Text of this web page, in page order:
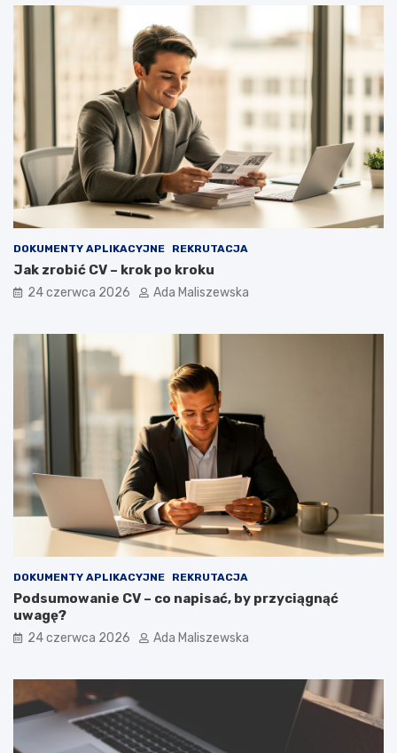
DOKUMENTY APLIKACYJNE REKRUTACJA
Jak zrobić CV – krok po kroku
24 czerwca 2026 Ada Maliszewska
DOKUMENTY APLIKACYJNE REKRUTACJA
Podsumowanie CV – co napisać, by przyciągnąć
uwagę?
24 czerwca 2026 Ada Maliszewska